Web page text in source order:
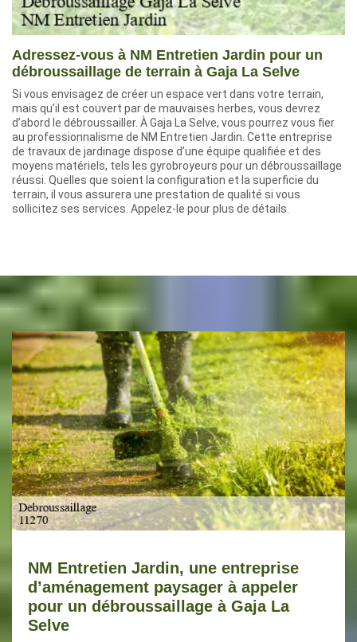
Adressez-vous à NM Entretien Jardin pour un
débroussaillage de terrain à Gaja La Selve
Si vous envisagez de créer un espace vert dans votre terrain,
mais qu’il est couvert par de mauvaises herbes, vous devrez
d’abord le débroussailler. À Gaja La Selve, vous pourrez vous fier
au professionnalisme de NM Entretien Jardin. Cette entreprise
de travaux de jardinage dispose d’une équipe qualifiée et des
moyens matériels, tels les gyrobroyeurs pour un débroussaillage
réussi. Quelles que soient la configuration et la superficie du
terrain, il vous assurera une prestation de qualité si vous
sollicitez ses services. Appelez-le pour plus de détails.
NM Entretien Jardin, une entreprise
d’aménagement paysager à appeler
pour un débroussaillage à Gaja La
Selve